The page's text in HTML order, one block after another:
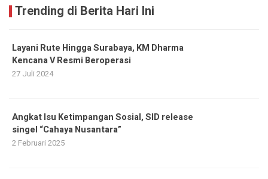
Trending di Berita Hari Ini
Layani Rute Hingga Surabaya, KM Dharma
Kencana V Resmi Beroperasi
27 Juli 2024
Angkat Isu Ketimpangan Sosial, SID release
singel “Cahaya Nusantara”
2 Februari 2025